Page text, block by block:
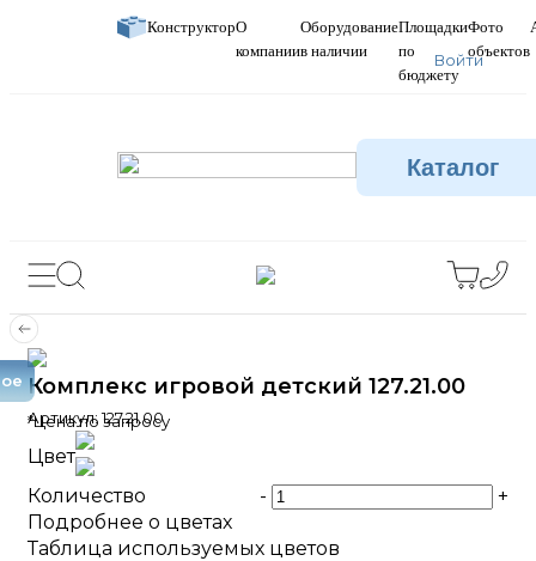
КонструкторО
компании
Оборудование
в наличии
Площадки
по
бюджету
Фото
объектов
Войти
Каталог
Комплекс игровой детский 127.21.00
Артикул:127.21.00
*Цена по запросу
Цвет
Количество
-
+
Подробнее о цветах
Таблица используемых цветов